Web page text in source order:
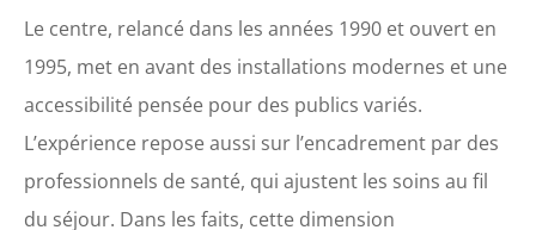
Le centre, relancé dans les années 1990 et ouvert en
1995, met en avant des installations modernes et une
accessibilité pensée pour des publics variés.
L’expérience repose aussi sur l’encadrement par des
professionnels de santé, qui ajustent les soins au fil
du séjour. Dans les faits, cette dimension